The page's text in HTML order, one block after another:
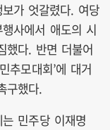
가 엇갈렸다. 여당
사에서 애도의 시
했다. 반면 더불어
추모대회’에 대거
구했다.
민주당 이재명